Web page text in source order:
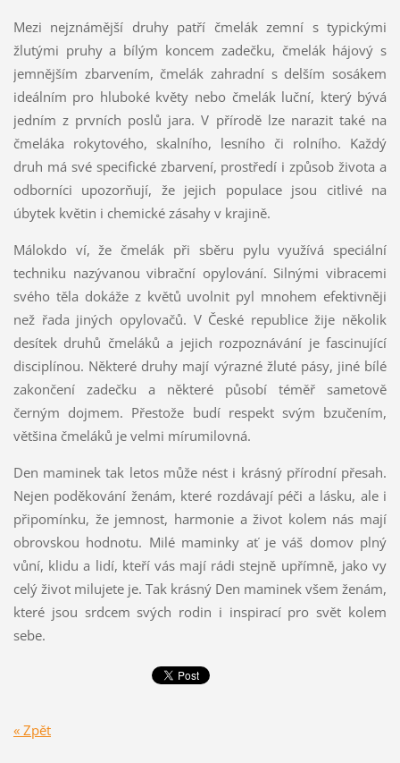
Mezi nejznámější druhy patří čmelák zemní s typickými
žlutými pruhy a bílým koncem zadečku, čmelák hájový s
jemnějším zbarvením, čmelák zahradní s delším sosákem
ideálním pro hluboké květy nebo čmelák luční, který bývá
jedním z prvních poslů jara. V přírodě lze narazit také na
čmeláka rokytového, skalního, lesního či rolního. Každý
druh má své specifické zbarvení, prostředí i způsob života a
odborníci upozorňují, že jejich populace jsou citlivé na
úbytek květin i chemické zásahy v krajině.
Málokdo ví, že čmelák při sběru pylu využívá speciální
techniku nazývanou vibrační opylování. Silnými vibracemi
svého těla dokáže z květů uvolnit pyl mnohem efektivněji
než řada jiných opylovačů. V České republice žije několik
desítek druhů čmeláků a jejich rozpoznávání je fascinující
disciplínou. Některé druhy mají výrazné žluté pásy, jiné bílé
zakončení zadečku a některé působí téměř sametově
černým dojmem. Přestože budí respekt svým bzučením,
většina čmeláků je velmi mírumilovná.
Den maminek tak letos může nést i krásný přírodní přesah.
Nejen poděkování ženám, které rozdávají péči a lásku, ale i
připomínku, že jemnost, harmonie a život kolem nás mají
obrovskou hodnotu. Milé maminky ať je váš domov plný
vůní, klidu a lidí, kteří vás mají rádi stejně upřímně, jako vy
celý život milujete je. Tak krásný Den maminek všem ženám,
které jsou srdcem svých rodin i inspirací pro svět kolem
sebe.
« Zpět